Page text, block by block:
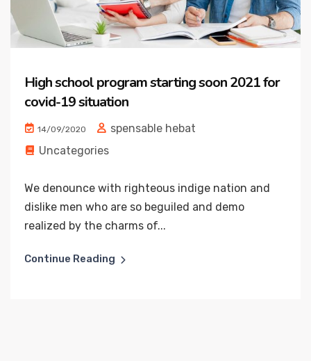
High school program starting soon 2021 for
covid-19 situation
14/09/2020
spensable hebat
Uncategories
We denounce with righteous indige nation and
dislike men who are so beguiled and demo
realized by the charms of...
Continue Reading